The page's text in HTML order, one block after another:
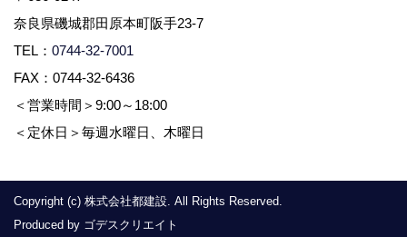
奈良県磯城郡田原本町阪手23-7
TEL： 0744-32-7001
FAX：0744-32-6436
＜営業時間＞9:00～18:00
＜定休日＞毎週水曜日、木曜日
Copyright (c) 株式会社都建設. All Rights Reserved.
Produced by ゴデスクリエイト